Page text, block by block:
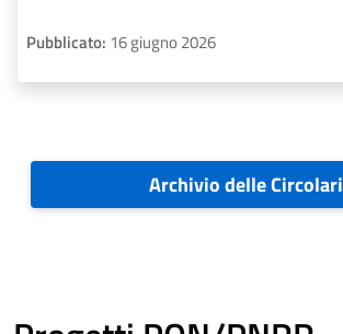
Pubblicato: 16 giugno 2026
Archivio delle Circolari